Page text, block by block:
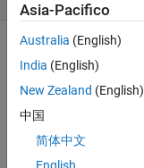
Informazioni
Questa
domanda
chiusa.
Asia-Pacifico
Australia (English)
India (English)
New Zealand (English)
中国
简体中文